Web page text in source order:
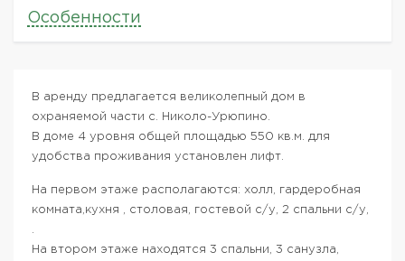
Особенности
В аренду предлагается великолепный дом в
охраняемой части с. Николо-Урюпино.
В доме 4 уровня общей площадью 550 кв.м. для
удобства проживания установлен лифт.
На первом этаже располагаются: холл, гардеробная
комната,кухня , столовая, гостевой с/у, 2 спальни с/у,
На втором этаже находятся 3 спальни, 3 санузла,